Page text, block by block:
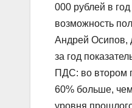
000 рублей в
возможность
Андрей Осипов,
за год
ПДС: во втором
60% больше,
уровня